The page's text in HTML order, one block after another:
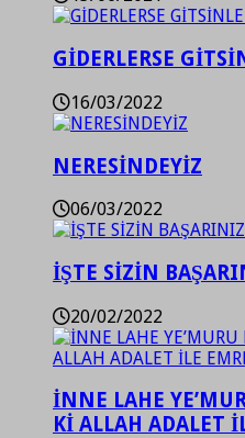
GİDERLERSE
16/03/2022
NERESİNDEYİZ
06/03/2022
İŞTE SİZİN
20/02/2022
İNNE LAHE
Kİ ALLAH ADALET